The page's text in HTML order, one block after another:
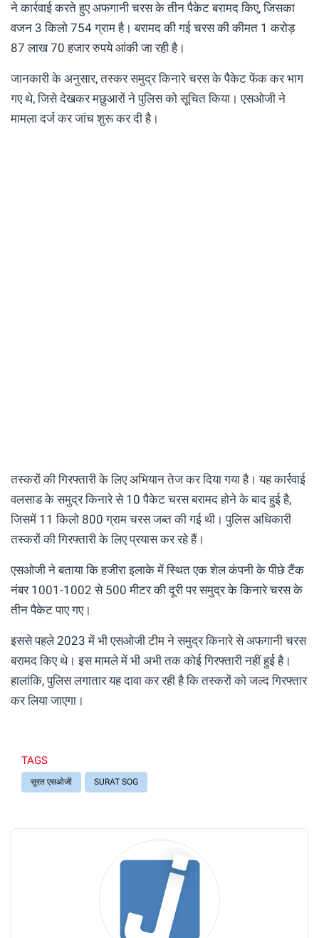
ने कार्रवाई करते हुए अफगानी चरस के तीन पैकेट बरामद किए, जिसका
वजन 3 किलो 754 ग्राम है। बरामद की गई चरस की कीमत 1 करोड़
87 लाख 70 हजार रुपये आंकी जा रही है।
जानकारी के अनुसार, तस्कर समुद्र किनारे चरस के पैकेट फेंक कर भाग
गए थे, जिसे देखकर मछुआरों ने पुलिस को सूचित किया। एसओजी ने
मामला दर्ज कर जांच शुरू कर दी है।
तस्करों की गिरफ्तारी के लिए अभियान तेज कर दिया गया है। यह कार्रवाई
वलसाड के समुद्र किनारे से 10 पैकेट चरस बरामद होने के बाद हुई है,
जिसमें 11 किलो 800 ग्राम चरस जब्त की गई थी। पुलिस अधिकारी
तस्करों की गिरफ्तारी के लिए प्रयास कर रहे हैं।
एसओजी ने बताया कि हजीरा इलाके में स्थित एक शेल कंपनी के पीछे टैंक
नंबर 1001-1002 से 500 मीटर की दूरी पर समुद्र के किनारे चरस के
तीन पैकेट पाए गए।
इससे पहले 2023 में भी एसओजी टीम ने समुद्र किनारे से अफगानी चरस
बरामद किए थे। इस मामले में भी अभी तक कोई गिरफ्तारी नहीं हुई है।
हालांकि, पुलिस लगातार यह दावा कर रही है कि तस्करों को जल्द गिरफ्तार
कर लिया जाएगा।
TAGS
सूरत एसओजी SURAT SOG